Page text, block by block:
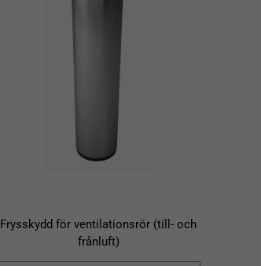
Frysskydd för ventilationsrör (till- och
frånluft)